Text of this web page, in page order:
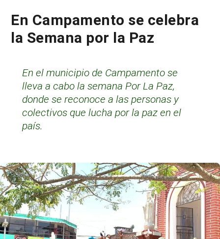
En Campamento se celebra
la Semana por la Paz
En el municipio de Campamento se
lleva a cabo la semana Por La Paz,
donde se reconoce a las personas y
colectivos que lucha por la paz en el
país.